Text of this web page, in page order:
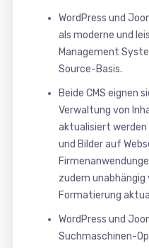
WordPress und
als moderne und
Management
Source-Basis.
Beide CMS eignen
Verwaltung von
aktualisiert werden
und Bilder auf
zudem
Formatierung
WordPress und
Suchmaschinen-